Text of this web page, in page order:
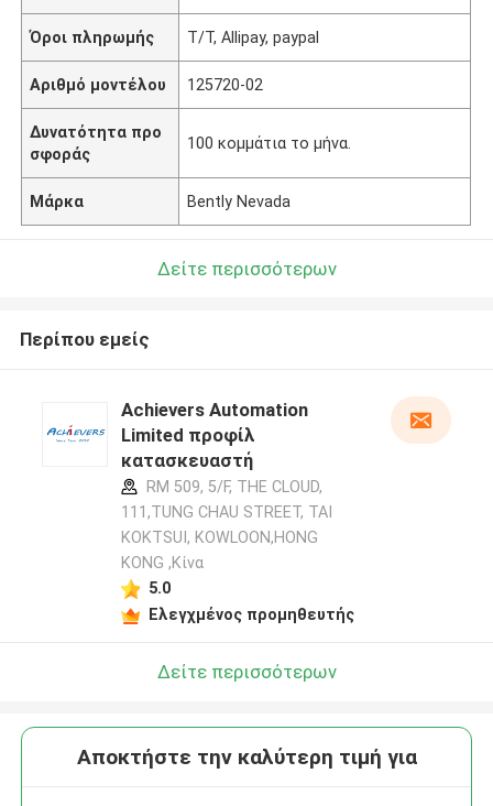
Όροι πληρωμής T/T, Allipay, paypal
Αριθμό μοντέλου 125720-02
Δυνατότητα προ
σφοράς
100 κομμάτια το μήνα.
Μάρκα Bently Nevada
Δείτε περισσότερων
Περίπου εμείς
Achievers Automation
Limited προφίλ
κατασκευαστή
RM 509, 5/F, THE CLOUD,
111,TUNG CHAU STREET, TAI
KOKTSUI, KOWLOON,HONG
KONG ,Κίνα
5.0
Ελεγχμένος προμηθευτής
Δείτε περισσότερων
Αποκτήστε την καλύτερη τιμή για